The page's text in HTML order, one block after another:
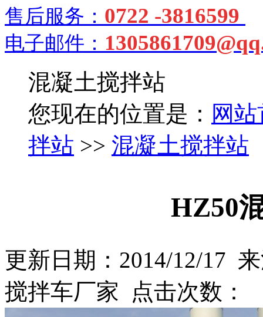
售后服务： 0722 -3816599
电子邮件：
混凝土搅拌站
您现在的位置是： 网
拌站 >> 混凝土搅拌站
HZ50
更新日期：2014/12/17
搅拌车厂家 点击次数：